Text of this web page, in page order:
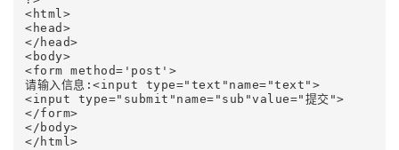
<html>
<head>
</head>
<body>
<form method='post'>
请输入信息:<input type="text"name="text">
<input type="submit"name="sub"value="提交">
</form>
</body>
</html>